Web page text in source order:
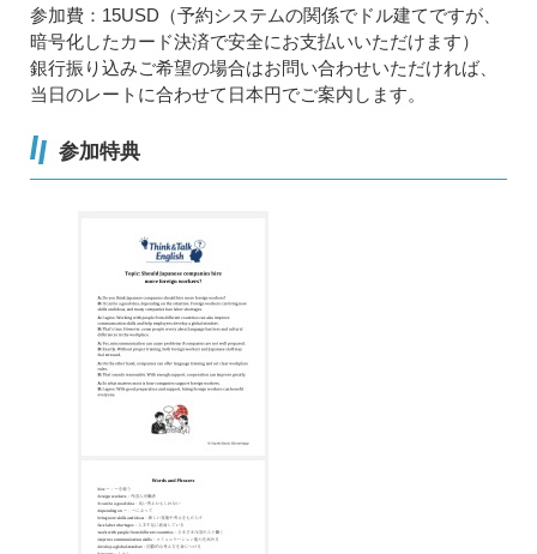
参加費：15USD（予約システムの関係でドル建てですが、
暗号化したカード決済で安全にお支払いいただけます）
銀行振り込みご希望の場合はお問い合わせいただければ、
当日のレートに合わせて日本円でご案内します。
参加特典